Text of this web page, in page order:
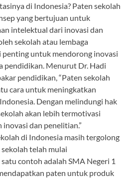
di Indonesia? Paten sekolah
yang bertujuan untuk
intelektual dari inovasi dan
sekolah atau lembaga
penting untuk mendorong inovasi
pendidikan. Menurut Dr. Hadi
pendidikan, “Paten sekolah
cara untuk meningkatkan
Dengan melindungi hak
akan lebih termotivasi
dan penelitian.”
di Indonesia masih tergolong
telah mulai
contoh adalah SMA Negeri 1
paten untuk produk